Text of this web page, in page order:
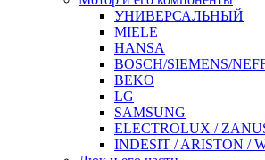
УНИВЕРСАЛЬНЫЙ
MIELE
HANSA
BOSCH/SIEMENS/
BEKO
LG
SAMSUNG
ELECTROLUX /
INDESIT / ARISTON /